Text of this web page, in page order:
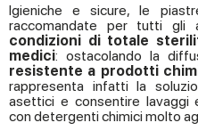
Igieniche e sicure, le
raccomandate per tutti gli
condizioni di totale
medici: ostacolando la
resistente a prodotti
rappresenta infatti la
asettici e consentire lavaggi
con detergenti chimici molto